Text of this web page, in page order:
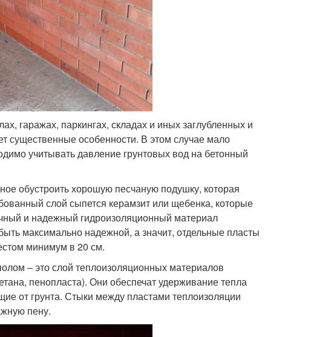
гаражах, паркингах, складах и иных заглубленных и
существенные особенности. В этом случае мало
учитывать давление грунтовых вод на бетонный
обустроить хорошую песчаную подушку, которая
слой сыпется керамзит или щебенка, которые
и надежный гидроизоляционный материал
максимально надежной, а значит, отдельные пласты
минимум в 20 см.
– это слой теплоизоляционных материалов
пенопласта). Они обеспечат удерживание тепла
от грунта. Стыки между пластами теплоизоляции
пену.